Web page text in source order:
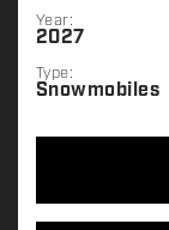
Year:
2027
Type:
Snowmobiles